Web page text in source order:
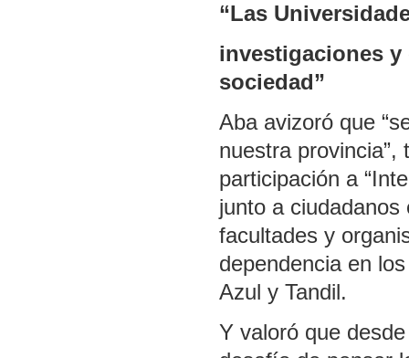
“Las
investigaciones
sociedad”
Aba avizoró que
nuestra
participación a
junto a ciudadanos
facultades y
dependencia en
Azul y Tandil.
Y valoró que